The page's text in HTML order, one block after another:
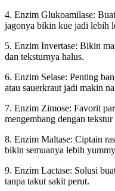
4. Enzim Glukoamilase:
jagonya bikin kue jadi lebih
5. Enzim Invertase: Bikin
dan teksturnya halus.
6. Enzim Selase: Penting
atau sauerkraut jadi makin
7. Enzim Zimose: Favorit
mengembang dengan tekstur
8. Enzim Maltase: Ciptain
bikin semuanya lebih
9. Enzim Lactase: Solusi
tanpa takut sakit perut.